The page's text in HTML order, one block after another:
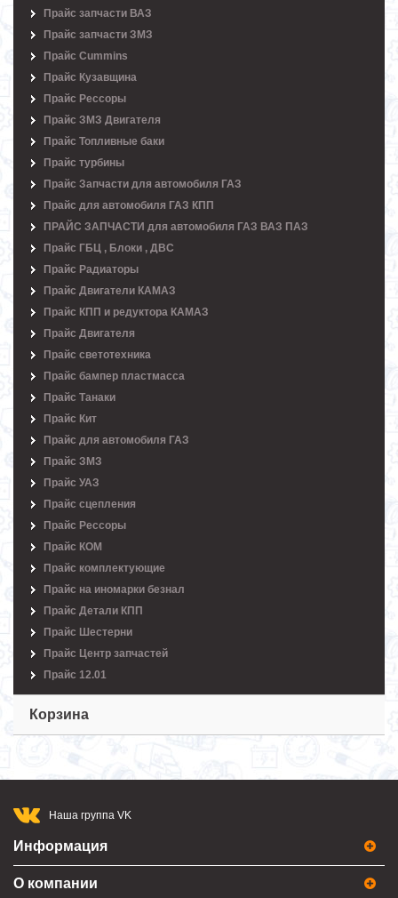
Прайс запчасти ВАЗ
Прайс запчасти ЗМЗ
Прайс Cummins
Прайс Кузавщина
Прайс Рессоры
Прайс ЗМЗ Двигателя
Прайс Топливные баки
Прайс турбины
Прайс Запчасти для автомобиля ГАЗ
Прайс для автомобиля ГАЗ КПП
ПРАЙС ЗАПЧАСТИ для автомобиля ГАЗ ВАЗ ПАЗ
Прайс ГБЦ , Блоки , ДВС
Прайс Радиаторы
Прайс Двигатели КАМАЗ
Прайс КПП и редуктора КАМАЗ
Прайс Двигателя
Прайс светотехника
Прайс бампер пластмасса
Прайс Танаки
Прайс Кит
Прайс для автомобиля ГАЗ
Прайс ЗМЗ
Прайс УАЗ
Прайс сцепления
Прайс Рессоры
Прайс КОМ
Прайс комплектующие
Прайс на иномарки безнал
Прайс Детали КПП
Прайс Шестерни
Прайс Центр запчастей
Прайс 12.01
Корзина
Наша группа VK
Информация
О компании